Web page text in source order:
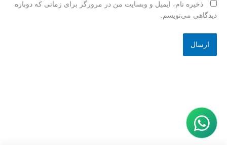
ذخیره نام، ایمیل و وبسایت من در مرورگر برای زمانی که دوباره
دیدگاهی می‌نویسم.